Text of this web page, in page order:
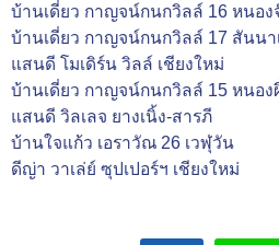
บ้านเดี่ยว กาญจน์กนกวิลล์ 16 หนอง
บ้านเดี่ยว กาญจน์กนกวิลล์ 17 สันนา
แสนดี โมเดิร์น วิลล์ เชียงใหม่
บ้านเดี่ยว กาญจน์กนกวิลล์ 15 หนอง
แสนดี วิลเลจ ยางเนิ้ง-สารภี
บ้านใจแก้ว เอราวัณ 26 เวฬุวัน
ดีญ่า วาเล่ย์ ซุปเปอร์ฯ เชียงใหม่